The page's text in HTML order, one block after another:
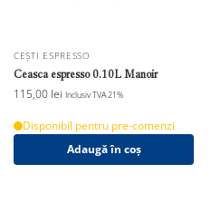
CEȘTI ESPRESSO
Ceasca espresso 0.10L Manoir
115,00 lei Inclusiv TVA 21%
Disponibil pentru pre-comenzi
Adaugă în coș